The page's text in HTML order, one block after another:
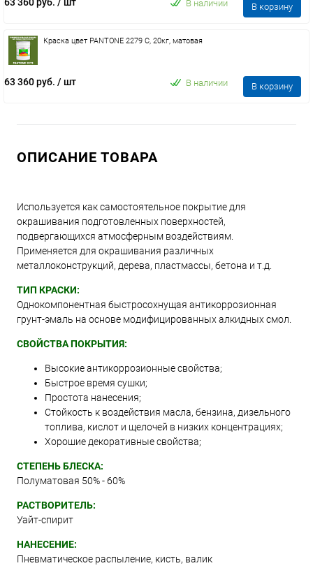
В наличии В корзину
Краска цвет PANTONE 2279 C, 20кг, матовая
63 360 руб. / шт В наличии В корзину
ОПИСАНИЕ ТОВАРА
Используется как самостоятельное покрытие для
окрашивания подготовленных поверхностей,
подвергающихся атмосферным воздействиям.
Применяется для окрашивания различных
металлоконструкций, дерева, пластмассы, бетона и т.д.
ТИП КРАСКИ:
Однокомпонентная быстросохнущая антикоррозионная
грунт-эмаль на основе модифицированных алкидных смол.
СВОЙСТВА ПОКРЫТИЯ:
Высокие антикоррозионные свойства;
Быстрое время сушки;
Простота нанесения;
Стойкость к воздействия масла, бензина, дизельного
топлива, кислот и щелочей в низких концентрациях;
Хорошие декоративные свойства;
СТЕПЕНЬ БЛЕСКА:
Полуматовая 50% - 60%
РАСТВОРИТЕЛЬ:
Уайт-спирит
НАНЕСЕНИЕ:
Пневматическое распыление, кисть, валик